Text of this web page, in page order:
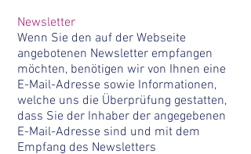
Newsletter
Wenn Sie den auf der Webseite
angebotenen Newsletter empfangen
möchten, benötigen wir von Ihnen eine
E-Mail-Adresse sowie Informationen,
welche uns die Überprüfung gestatten,
dass Sie der Inhaber der angegebenen
E-Mail-Adresse sind und mit dem
Empfang des Newsletters